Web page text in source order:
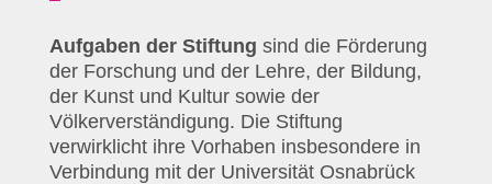
Aufgaben der Stiftung sind die Förderung
der Forschung und der Lehre, der Bildung,
der Kunst und Kultur sowie der
Völkerverständigung. Die Stiftung
verwirklicht ihre Vorhaben insbesondere in
Verbindung mit der Universität Osnabrück